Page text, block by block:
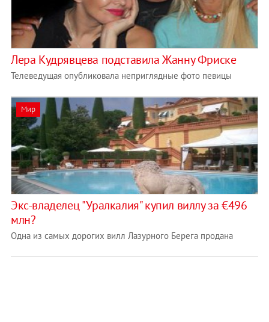
Лера Кудрявцева подставила Жанну Фриске
Телеведущая опубликовала неприглядные фото певицы
Мир
Экс-владелец "Уралкалия" купил виллу за €496
млн?
Одна из самых дорогих вилл Лазурного Берега продана